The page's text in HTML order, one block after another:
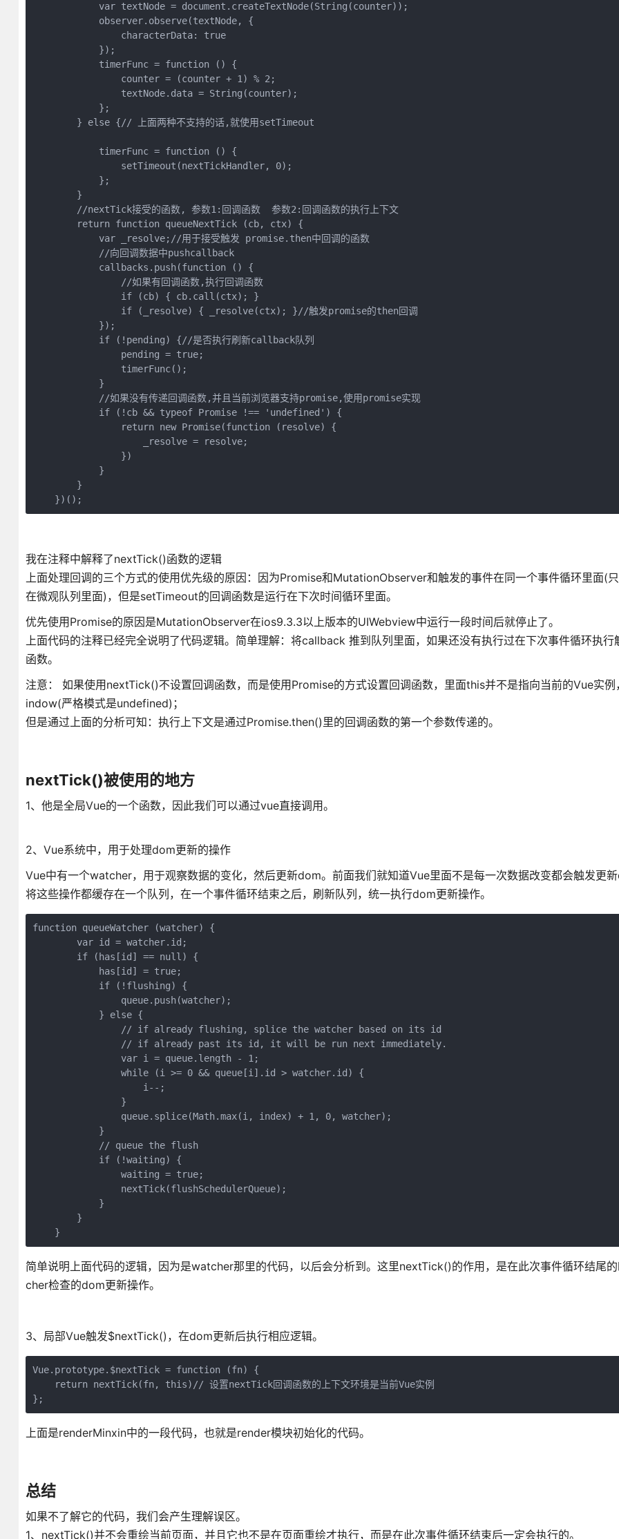
            var textNode = document.createTextNode(String(counter));
            observer.observe(textNode, {
                characterData: true
            });
            timerFunc = function () {
                counter = (counter + 1) % 2;
                textNode.data = String(counter);
            };
        } else {// 上面两种不支持的话,就使用setTimeout
            timerFunc = function () {
                setTimeout(nextTickHandler, 0);
            };
        }
        //nextTick接受的函数, 参数1:回调函数  参数2:回调函数的执行上下文
        return function queueNextTick (cb, ctx) {
            var _resolve;//用于接受触发 promise.then中回调的函数
            //向回调数据中pushcallback
            callbacks.push(function () {
                //如果有回调函数,执行回调函数
                if (cb) { cb.call(ctx); }
                if (_resolve) { _resolve(ctx); }//触发promise的then回调
            });
            if (!pending) {//是否执行刷新callback队列
                pending = true;
                timerFunc();
            }
            //如果没有传递回调函数,并且当前浏览器支持promise,使用promise实现
            if (!cb && typeof Promise !== 'undefined') {
                return new Promise(function (resolve) {
                    _resolve = resolve;
                })
            }
        }
    })();
我在注释中解释了nextTick()函数的逻辑
上面处理回调的三个方式的使用优先级的原因：因为Promise和MutationObserver和触发的事件在同一个事件循环里面(
在微观队列里面)，但是setTimeout的回调函数是运行在下次时间循环里面。
优先使用Promise的原因是MutationObserver在ios9.3.3以上版本的UIWebview中运行一段时间后就停止了。
上面代码的注释已经完全说明了代码逻辑。简单理解：将callback 推到队列里面，如果还没有执行过在下次事件循环执
函数。
注意： 如果使用nextTick()不设置回调函数，而是使用Promise的方式设置回调函数，里面this并不是指向当前的Vue实
indow(严格模式是undefined)；
但是通过上面的分析可知：执行上下文是通过Promise.then()里的回调函数的第一个参数传递的。
nextTick()被使用的地方
1、他是全局Vue的一个函数，因此我们可以通过vue直接调用。
2、Vue系统中，用于处理dom更新的操作
Vue中有一个watcher，用于观察数据的变化，然后更新dom。前面我们就知道Vue里面不是每一次数据改变都会触发更
将这些操作都缓存在一个队列，在一个事件循环结束之后，刷新队列，统一执行dom更新操作。
function queueWatcher (watcher) {
        var id = watcher.id;
        if (has[id] == null) {
            has[id] = true;
            if (!flushing) {
                queue.push(watcher);
            } else {
                // if already flushing, splice the watcher based on its id
                // if already past its id, it will be run next immediately.
                var i = queue.length - 1;
                while (i >= 0 && queue[i].id > watcher.id) {
                    i--;
                }
                queue.splice(Math.max(i, index) + 1, 0, watcher);
            }
            // queue the flush
            if (!waiting) {
                waiting = true;
                nextTick(flushSchedulerQueue);
            }
        }
    }
简单说明上面代码的逻辑，因为是watcher那里的代码，以后会分析到。这里nextTick()的作用，是在此次事件循环结尾
cher检查的dom更新操作。
3、局部Vue触发$nextTick()，在dom更新后执行相应逻辑。
Vue.prototype.$nextTick = function (fn) {
    return nextTick(fn, this)// 设置nextTick回调函数的上下文环境是当前Vue实例
};
上面是renderMinxin中的一段代码，也就是render模块初始化的代码。
总结
如果不了解它的代码，我们会产生理解误区。
1、nextTick()并不会重绘当前页面，并且它也不是在页面重绘才执行，而是在此次事件循环结束后一定会执行的。